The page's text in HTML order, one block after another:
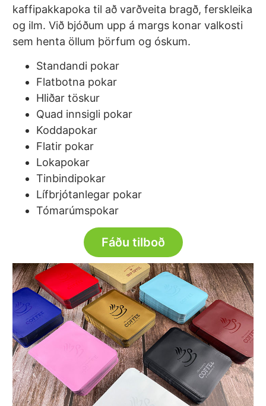
kaffipakkapoka til að varðveita bragð, ferskleika
og ilm. Við bjóðum upp á margs konar valkosti
sem henta öllum þörfum og óskum.
Standandi pokar
Flatbotna pokar
Hliðar töskur
Quad innsigli pokar
Koddapokar
Flatir pokar
Lokapokar
Tinbindipokar
Lífbrjótanlegar pokar
Tómarúmspokar
Fáðu tilboð